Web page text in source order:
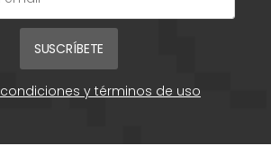
SUSCRÍBETE
condiciones y términos de uso